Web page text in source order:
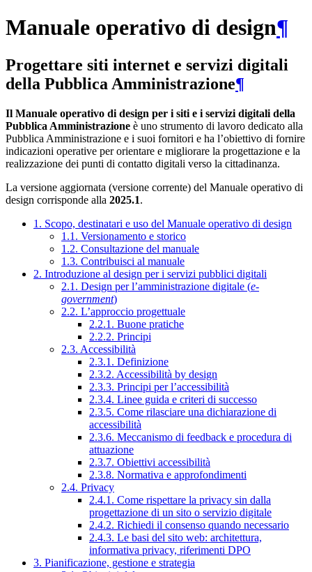
Manuale operativo di design¶
Progettare siti internet e servizi digitali
della Pubblica Amministrazione¶
Il Manuale operativo di design per i siti e i servizi digitali della
Pubblica Amministrazione è uno strumento di lavoro dedicato alla
Pubblica Amministrazione e i suoi fornitori e ha l’obiettivo di fornire
indicazioni operative per orientare e migliorare la progettazione e la
realizzazione dei punti di contatto digitali verso la cittadinanza.
La versione aggiornata (versione corrente) del Manuale operativo di
design corrisponde alla 2025.1.
1. Scopo, destinatari e uso del Manuale operativo di design
1.1. Versionamento e storico
1.2. Consultazione del manuale
1.3. Contribuisci al manuale
2. Introduzione al design per i servizi pubblici digitali
2.1. Design per l’amministrazione digitale (e-
government)
2.2. L’approccio progettuale
2.2.1. Buone pratiche
2.2.2. Principi
2.3. Accessibilità
2.3.1. Definizione
2.3.2. Accessibilità by design
2.3.3. Principi per l’accessibilità
2.3.4. Linee guida e criteri di successo
2.3.5. Come rilasciare una dichiarazione di
accessibilità
2.3.6. Meccanismo di feedback e procedura di
attuazione
2.3.7. Obiettivi accessibilità
2.3.8. Normativa e approfondimenti
2.4. Privacy
2.4.1. Come rispettare la privacy sin dalla
progettazione di un sito o servizio digitale
2.4.2. Richiedi il consenso quando necessario
2.4.3. Le basi del sito web: architettura,
informativa privacy, riferimenti DPO
3. Pianificazione, gestione e strategia